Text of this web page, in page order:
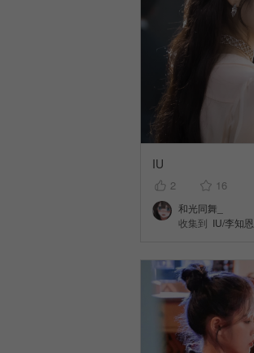
IU
2 16
和光同舞_
收集到 IU/李知恩